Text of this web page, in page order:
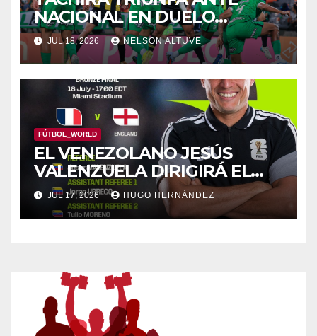
NACIONAL EN DUELO
BENÉFICO
JUL 18, 2026 NELSON ALTUVE
FÚTBOL_WORLD
EL VENEZOLANO JESÚS
VALENZUELA DIRIGIRÁ EL
FRANCIA – INGLATERRA
JUL 17, 2026 HUGO HERNÁNDEZ